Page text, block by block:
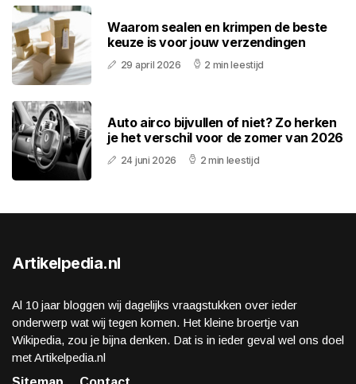
Waarom sealen en krimpen de beste
keuze is voor jouw verzendingen
29 april 2026 2 min leestijd
Auto airco bijvullen of niet? Zo herken
je het verschil voor de zomer van 2026
24 juni 2026 2 min leestijd
Artikelpedia.nl
Al 10 jaar bloggen wij dagelijks vraagstukken over ieder
onderwerp wat wij tegen komen. Het kleine broertje van
Wikipedia, zou je bijna denken. Dat is in ieder geval wel ons doel
met Artikelpedia.nl